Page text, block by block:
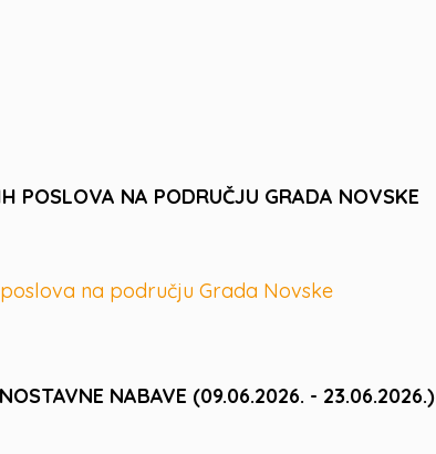
POSLOVA NA PODRUČJU GRADA NOVSKE
na području Grada Novske
NABAVE (09.06.2026. - 23.06.2026.)